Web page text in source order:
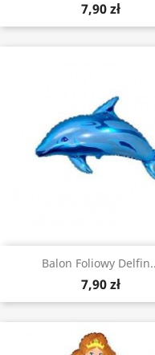
7,90 zł
Balon Foliowy
7,90 zł